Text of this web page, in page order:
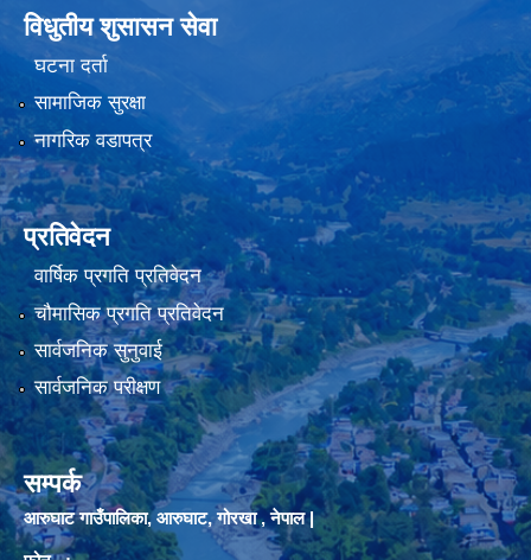
विधुतीय शुसासन सेवा
घटना दर्ता
सामाजिक सुरक्षा
नागरिक वडापत्र
प्रतिवेदन
वार्षिक प्रगति प्रतिवेदन
चौमासिक प्रगति प्रतिवेदन
सार्वजनिक सुनुवाई
सार्वजनिक परीक्षण
सम्पर्क
आरुघाट गाउँपालिका, आरुघाट, गोरखा , नेपाल |